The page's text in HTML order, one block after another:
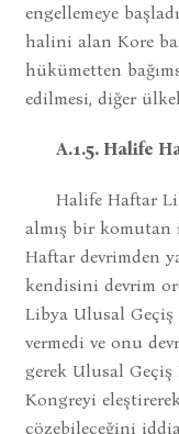
engellemeye
halini alan Kore
hükümetten
edilmesi, diğer
A.1.5. Halife
Halife Haftar
almış bir komutan
Haftar devrimden
kendisini devrim
Libya Ulusal Geçiş
vermedi ve onu
gerek Ulusal
Kongreyi
çözebileceğini